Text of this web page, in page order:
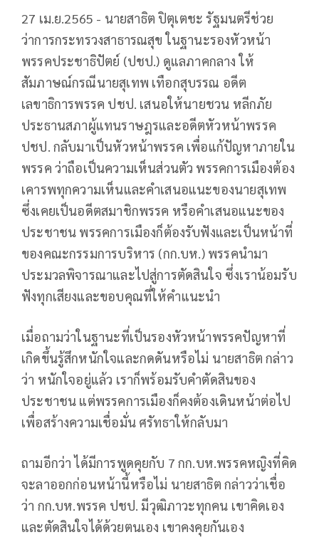
27 เม.ย.2565 - นายสาธิต ปิตุเตชะ รัฐมนตรีช่วย
ว่าการกระทรวงสาธารณสุข ในฐานะรองหัวหน้า
พรรคประชาธิปัตย์ (ปชป.) ดูแลภาคกลาง ให้
สัมภาษณ์กรณีนายสุเทพ เทือกสุบรรณ อดีต
เลขาธิการพรรค ปชป. เสนอให้นายชวน หลีกภัย
ประธานสภาผู้แทนราษฎรและอดีตหัวหน้าพรรค
ปชป. กลับมาเป็นหัวหน้าพรรค เพื่อแก้ปัญหาภายใน
พรรค ว่าถือเป็นความเห็นส่วนตัว พรรคการเมืองต้อง
เคารพทุกความเห็นและคำเสนอแนะของนายสุเทพ
ซึ่งเคยเป็นอดีตสมาชิกพรรค หรือคำเสนอแนะของ
ประชาชน พรรคการเมืองก็ต้องรับฟังและเป็นหน้าที่
ของคณะกรรมการบริหาร (กก.บห.) พรรคนำมา
ประมวลพิจารณาและไปสู่การตัดสินใจ ซึ่งเราน้อมรับ
ฟังทุกเสียงและขอบคุณที่ให้คำแนะนำ
เมื่อถามว่าในฐานะที่เป็นรองหัวหน้าพรรคปัญหาที่
เกิดขึ้นรู้สึกหนักใจและกดดันหรือไม่ นายสาธิต กล่าว
ว่า หนักใจอยู่แล้ว เราก็พร้อมรับคำตัดสินของ
ประชาชน แต่พรรคการเมืองก็คงต้องเดินหน้าต่อไป
เพื่อสร้างความเชื่อมั่น ศรัทธาให้กลับมา
ถามอีกว่า ได้มีการพูดคุยกับ 7 กก.บห.พรรคหญิงที่คิด
จะลาออกก่อนหน้านี้หรือไม่ นายสาธิต กล่าวว่าเชื่อ
ว่า กก.บห.พรรค ปชป. มีวุฒิภาวะทุกคน เขาคิดเอง
และตัดสินใจได้ด้วยตนเอง เขาคงคุยกันเอง